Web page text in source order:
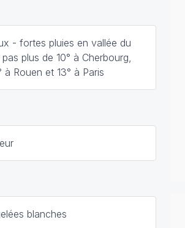
- fortes pluies en vallée du
plus de 10° à Cherbourg,
à Rouen et 13° à Paris
blanches